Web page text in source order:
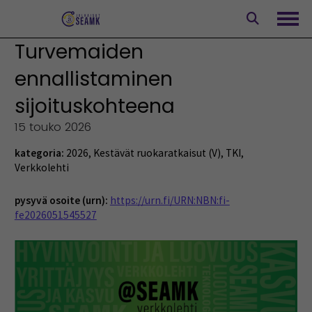
Turvemaiden
ennallistaminen
sijoituskohteena
15 touko 2026
kategoria: 2026, Kestävät ruokaratkaisut (V), TKI,
Verkkolehti
pysyvä osoite (urn): https://urn.fi/URN:NBN:fi-
fe2026051545527